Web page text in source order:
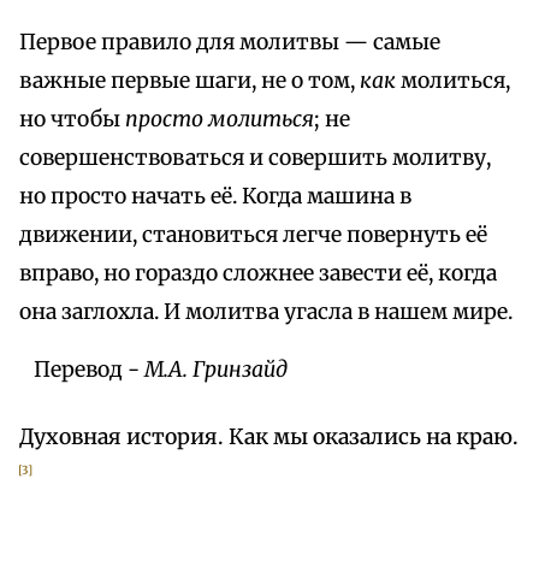
Первое правило для молитвы — самые
важные первые шаги, не о том, какмолиться,
но чтобы просто молиться; не
совершенствоваться и совершить молитву,
но просто начать её. Когда машина в
движении, становиться легче повернуть её
вправо, но гораздо сложнее завести её, когда
она заглохла. И молитва угасла в нашем мире.
Перевод -М.А. Гринзайд
Духовная история. Как мы оказались на краю.
[3]